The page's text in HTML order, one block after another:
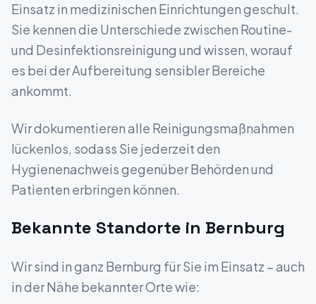
Einsatz in medizinischen Einrichtungen geschult.
Sie kennen die Unterschiede zwischen Routine-
und Desinfektionsreinigung und wissen, worauf
es bei der Aufbereitung sensibler Bereiche
ankommt.
Wir dokumentieren alle Reinigungsmaßnahmen
lückenlos, sodass Sie jederzeit den
Hygienenachweis gegenüber Behörden und
Patienten erbringen können.
Bekannte Standorte in Bernburg
Wir sind in ganz Bernburg für Sie im Einsatz – auch
in der Nähe bekannter Orte wie: